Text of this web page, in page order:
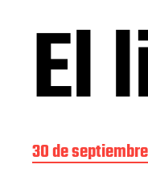
El
F
e
30 de